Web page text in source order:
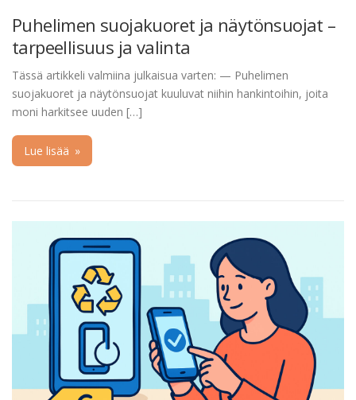
Puhelimen suojakuoret ja näytönsuojat –
tarpeellisuus ja valinta
Tässä artikkeli valmiina julkaisua varten: — Puhelimen
suojakuoret ja näytönsuojat kuuluvat niihin hankintoihin, joita
moni harkitsee uuden […]
Lue lisää »